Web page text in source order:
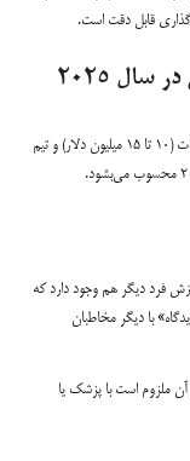
قابل دقت است.
۶.کدام ورزش گران‌ترین ورزش جهان در سال ۲۰۲۵
ورزش‌های موتوری، به‌اختصاصی فرمول یک، با هزینه‌های تجهیزات (۱۰ تا ۱۵ میلیون دلار) و تیم
فرد دیگر هم وجود دارد که
با دیگر مخاطبان
ملزوم است با پزشک یا